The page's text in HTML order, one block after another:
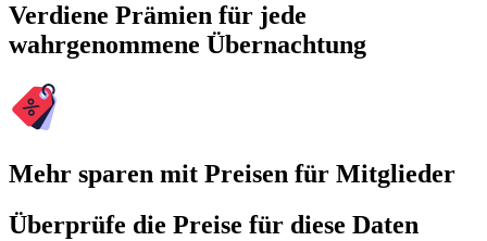
Verdiene Prämien für jede
wahrgenommene Übernachtung
Mehr sparen mit Preisen für Mitglieder
Überprüfe die Preise für diese Daten